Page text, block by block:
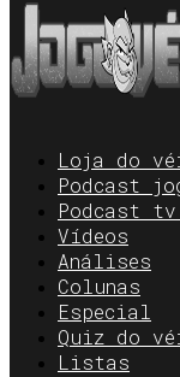
Loja do
Podcast
Podcast
Vídeos
Análises
Colunas
Especial
Quiz do
Listas